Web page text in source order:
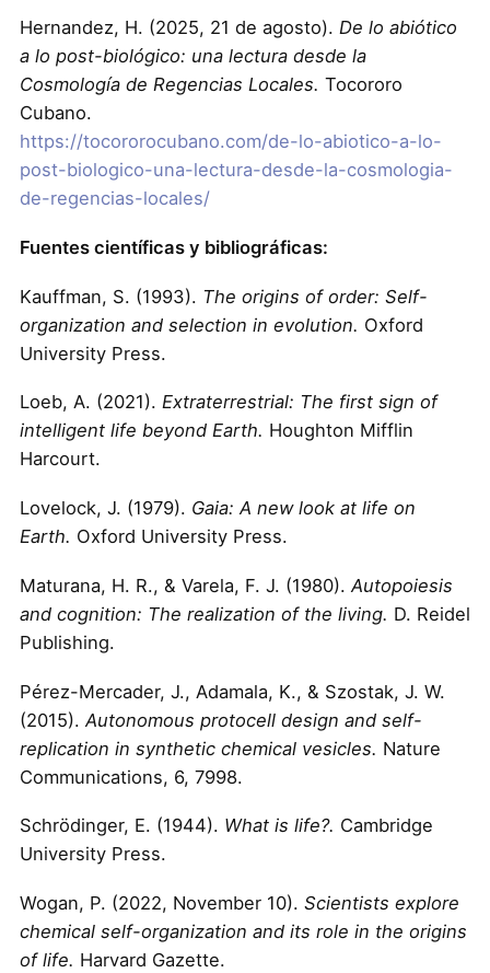
Hernandez, H. (2025, 21 de agosto). De lo abiótico
a lo post-biológico: una lectura desde la
Cosmología de Regencias Locales. Tocororo
Cubano.
https://tocororocubano.com/de-lo-abiotico-a-lo-
post-biologico-una-lectura-desde-la-cosmologia-
de-regencias-locales/
Fuentes científicas y bibliográficas:
Kauffman, S. (1993). The origins of order: Self-
organization and selection in evolution. Oxford
University Press.
Loeb, A. (2021). Extraterrestrial: The first sign of
intelligent life beyond Earth. Houghton Mifflin
Harcourt.
Lovelock, J. (1979). Gaia: A new look at life on
Earth. Oxford University Press.
Maturana, H. R., & Varela, F. J. (1980). Autopoiesis
and cognition: The realization of the living. D. Reidel
Publishing.
Pérez-Mercader, J., Adamala, K., & Szostak, J. W.
(2015). Autonomous protocell design and self-
replication in synthetic chemical vesicles. Nature
Communications, 6, 7998.
Schrödinger, E. (1944). What is life?. Cambridge
University Press.
Wogan, P. (2022, November 10). Scientists explore
chemical self-organization and its role in the origins
of life. Harvard Gazette.